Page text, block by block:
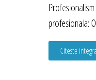
profesionala:
Citeste